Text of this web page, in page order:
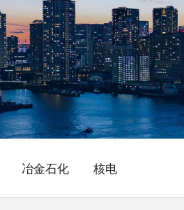
冶金石化 核电